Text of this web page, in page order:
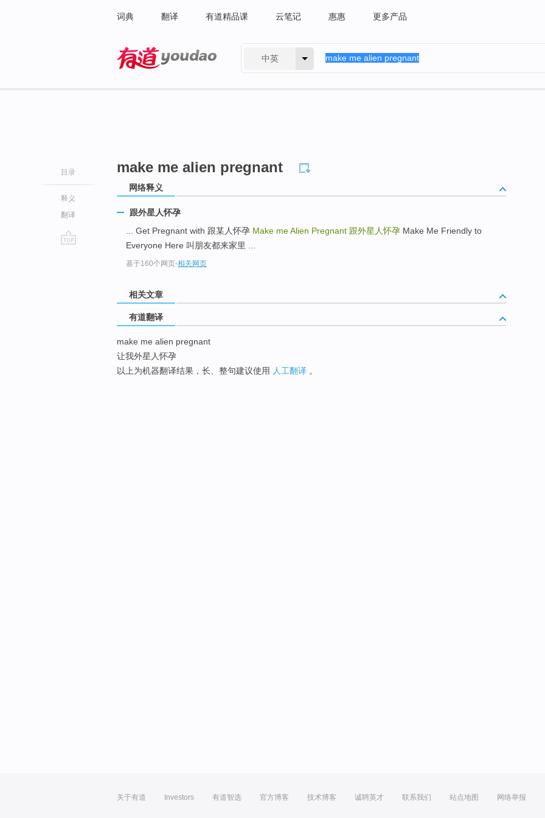
词典 翻译 有道精品课 云笔记 惠惠 更多产品
中英
目录
释义
翻译
make me alien pregnant
网络释义
跟外星人怀孕
... Get Pregnant with 跟某人怀孕 Make me Alien Pregnant 跟外星人怀孕 Make Me Friendly to
Everyone Here 叫朋友都来家里 ...
基于160个网页-相关网页
相关文章
有道翻译
make me alien pregnant
让我外星人怀孕
以上为机器翻译结果，长、整句建议使用 人工翻译 。
关于有道 Investors 有道智选 官方博客 技术博客 诚聘英才 联系我们 站点地图 网络举报